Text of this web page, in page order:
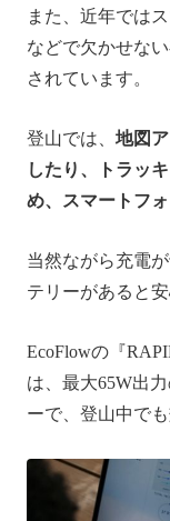
また、近年では
などで欠かせな
されています。
登山では、 地図
したり、トラッ
め、スマートフ
当然ながら充電
テリーがあると安
EcoFlowの『
は、最大65W出
ーで、登山中で